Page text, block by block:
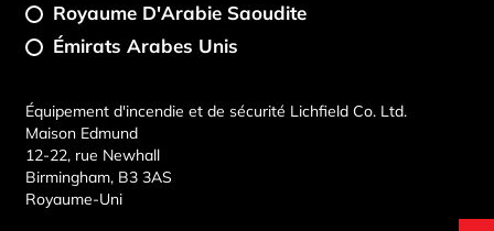
Royaume D'Arabie Saoudite
Émirats Arabes Unis
Équipement d'incendie et de sécurité Lichfield Co. Ltd.
Maison Edmund
12-22, rue Newhall
Birmingham, B3 3AS
Royaume-Uni